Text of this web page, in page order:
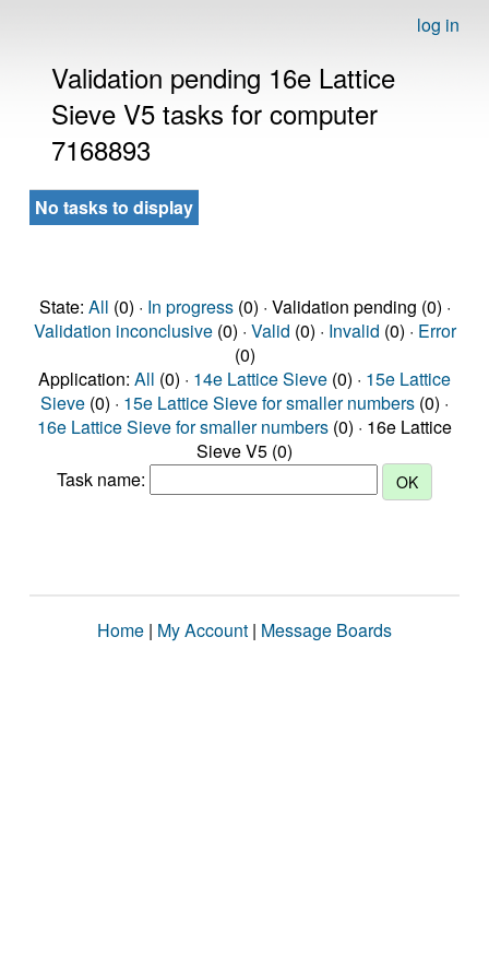
log in
Validation pending 16e Lattice
Sieve V5 tasks for computer
7168893
No tasks to display
State: All (0) · In progress(0) · Validation pending (0) ·
Validation inconclusive(0) · Valid (0) · Invalid (0) · Error
(0)
Application: All (0) · 14e Lattice Sieve (0) · 15e Lattice
Sieve (0) · 15e Lattice Sieve for smaller numbers (0) ·
16e Lattice Sieve for smaller numbers (0) · 16e Lattice
Sieve V5 (0)
Task name:
Home | My Account | Message Boards